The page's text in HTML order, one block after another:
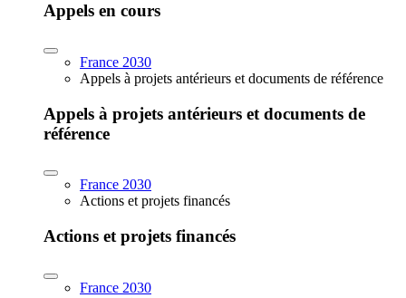
Appels en cours
France 2030
Appels à projets antérieurs et documents de référence
Appels à projets antérieurs et documents de
référence
France 2030
Actions et projets financés
Actions et projets financés
France 2030